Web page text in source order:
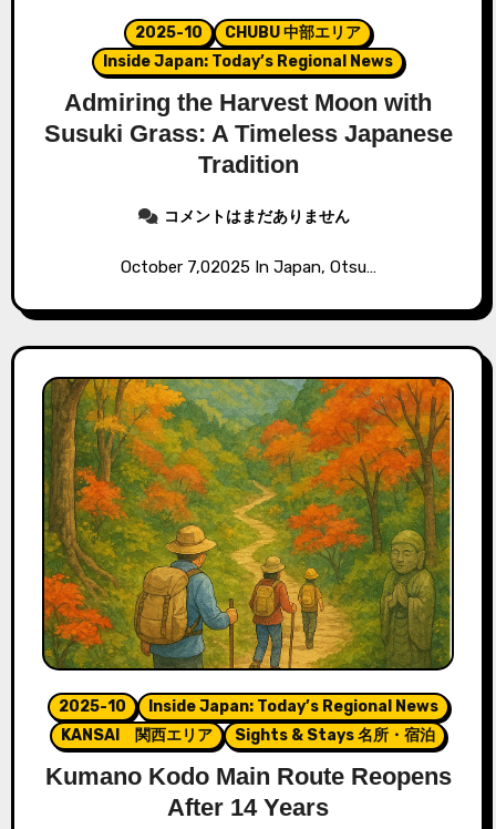
2025-10
CHUBU 中部エリア
Inside Japan: Today’s Regional News
Admiring the Harvest Moon with
Susuki Grass: A Timeless Japanese
Tradition
コメントはまだありません
October 7,02025 In Japan, Otsu…
2025-10
Inside Japan: Today’s Regional News
KANSAI 関西エリア
Sights & Stays 名所・宿泊
Kumano Kodo Main Route Reopens
After 14 Years